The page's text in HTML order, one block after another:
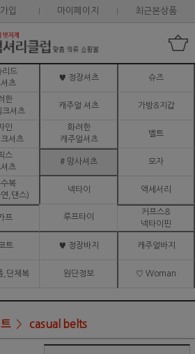
입 마이페이지 최근본상품
드
츠
♥ 정장셔츠 슈즈
한
크셔츠
캐주얼 셔츠 가방&지갑
인
셔츠
화려한
캐주얼셔츠
벨트
스
츠
# 망사셔츠 모자
복
,댄스)
넥타이 액세서리
프 루프타이
커프스&
넥타이핀
트 ♥ 정장바지 캐주얼바지
,단체복 원단정보 ♡ Woman
casual belts